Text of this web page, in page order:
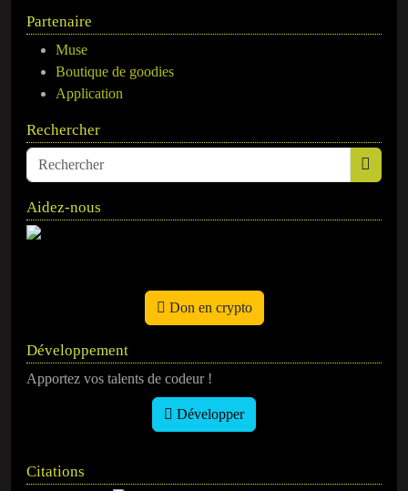
Partenaire
Muse
Boutique de goodies
Application
Rechercher
Aidez-nous
Don en crypto
Développement
Apportez vos talents de codeur !
Développer
Citations